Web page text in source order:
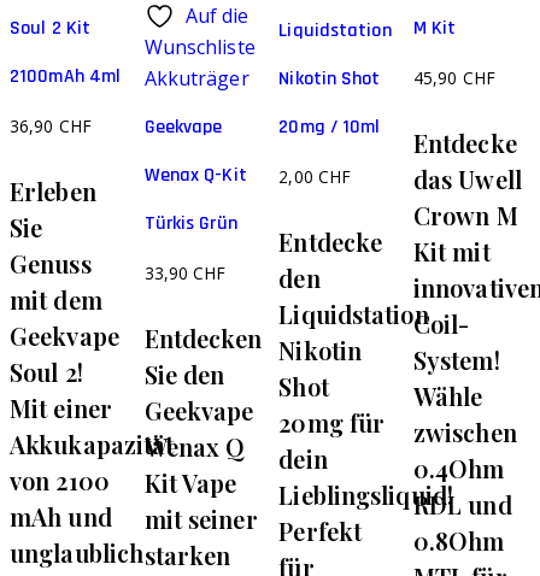
Die
Optionen
auf
Produktseite
gewählt
werden
Soul 2 Kit
2100mAh 4ml
36,90 CHF
Erleben
Sie
Genuss
mit dem
Geekvape
Soul 2!
Mit einer
Akkukapazität
von 2100
mAh und
unglaublich
Auf die
Wunschliste
Akkuträger
Geekvape
Wenax Q-Kit
Türkis Grün
33,90CHF
Entdecken
Sie den
Geekvape
Wenax Q
Kit Vape
mit seiner
starken
Liquidstation
Nikotin Shot
20mg / 10ml
2,00 CHF
Entdecke
den
Liquidstation
Nikotin
Shot
20mg für
dein
Lieblingsliquid!
Perfekt
für
Die
Optionen
auf
der
gewählt
werden
M Kit
45,90 CHF
Entdecke
das Uwell
Crown M
Kit mit
Coil-
System!
Wähle
zwischen
0.4Ohm
RDL und
0.8Ohm